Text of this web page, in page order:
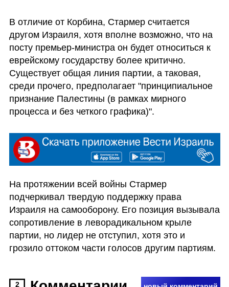
В отличие от Корбина, Стармер считается
другом Израиля, хотя вполне возможно, что на
посту премьер-министра он будет относиться к
еврейскому государству более критично.
Существует общая линия партии, а таковая,
среди прочего, предполагает "принципиальное
признание Палестины (в рамках мирного
процесса и без четкого графика)".
На протяжении всей войны Стармер
подчеркивал твердую поддержку права
Израиля на самооборону. Его позиция вызывала
сопротивление в леворадикальном крыле
партии, но лидер не отступил, хотя это и
грозило оттоком части голосов другим партиям.
2